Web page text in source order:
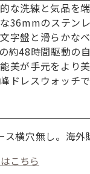
お買い物を
カートへ
な洗練と気品を
36mmのステン
字盤と滑らかな
約48時間駆動の
美が手元をより
ドレスウォッチで
横穴無し。海外
こちら